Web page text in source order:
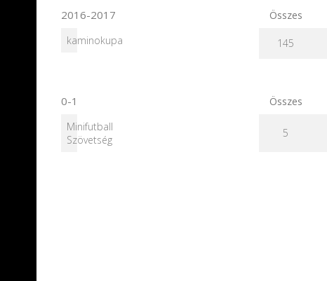
2016-2017 Összes
kaminokupa
145
0-1 Összes
Minifutball
Szövetség
5